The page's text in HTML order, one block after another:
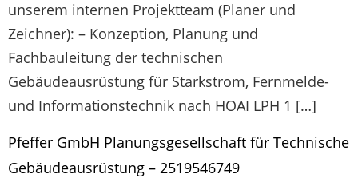
unserem internen Projektteam (Planer und
Zeichner): – Konzeption, Planung und
Fachbauleitung der technischen
Gebäudeausrüstung für Starkstrom, Fernmelde-
und Informationstechnik nach HOAI LPH 1 […]
Pfeffer GmbH Planungsgesellschaft für Technische
Gebäude­ausrüstung – 2519546749